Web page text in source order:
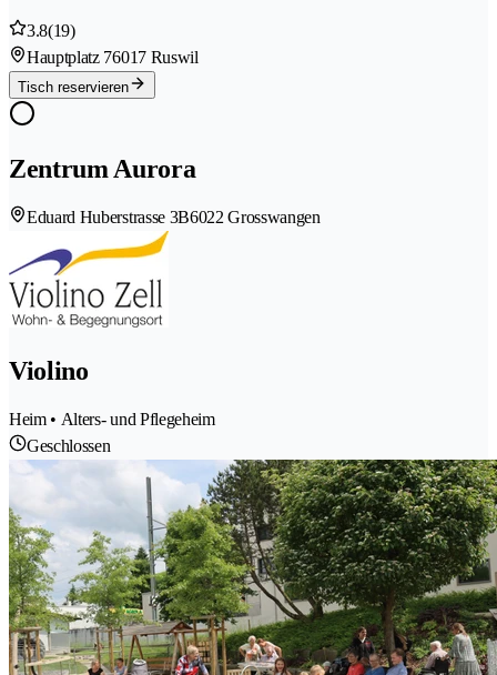
3.8(19)
Hauptplatz 76017 Ruswil
Tisch reservieren
Zentrum Aurora
Eduard Huberstrasse 3B6022 Grosswangen
Violino
Heim • Alters- und Pflegeheim
Geschlossen